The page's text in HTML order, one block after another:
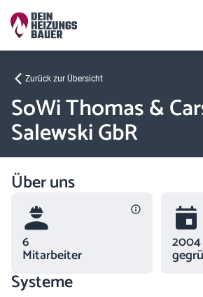
Zurück zur Übersicht
SoWi Thomas &
Salewski GbR
Über uns
6
Mitarbeiter
2004
Systeme